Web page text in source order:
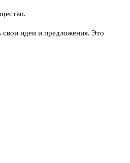
идеи и предложения. Это